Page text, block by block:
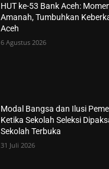
HUT ke-53 Bank Aceh:
Amanah, Tumbuhkan
Aceh
6 Agustus 2026
Modal Bangsa dan Ilusi
Ketika Sekolah Seleksi
Sekolah Terbuka
31 Juli 2026